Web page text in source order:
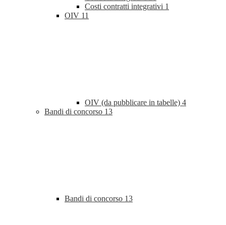
Costi contratti integrativi 1
OIV 11
OIV (da pubblicare in tabelle) 4
Bandi di concorso 13
Bandi di concorso 13